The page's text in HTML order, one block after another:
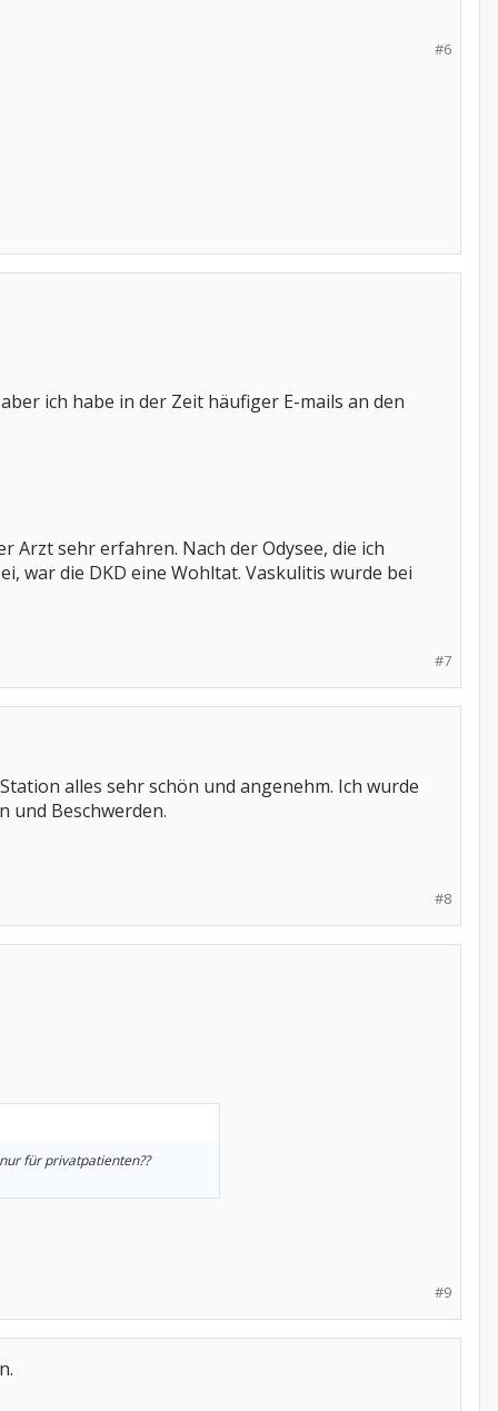
#6
ich habe in der Zeit häufiger E-mails an den
Arzt sehr erfahren. Nach der Odysee, die ich
war die DKD eine Wohltat. Vaskulitis wurde bei
#7
alles sehr schön und angenehm. Ich wurde
und Beschwerden.
#8
für privatpatienten??
#9